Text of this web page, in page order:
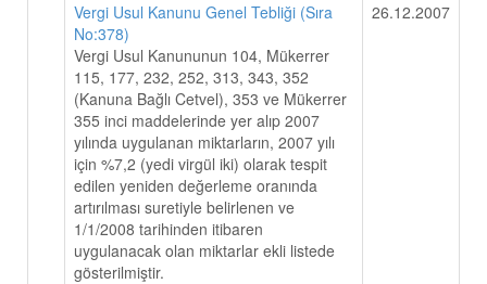
Vergi Usul Kanunu Genel Tebliği (Sıra
No:378)
Vergi Usul Kanununun 104, Mükerrer
115, 177, 232, 252, 313, 343, 352
(Kanuna Bağlı Cetvel), 353 ve Mükerrer
355 inci maddelerinde yer alıp 2007
yılında uygulanan miktarların, 2007 yılı
için %7,2 (yedi virgül iki) olarak tespit
edilen yeniden değerleme oranında
artırılması suretiyle belirlenen ve
1/1/2008 tarihinden itibaren
uygulanacak olan miktarlar ekli listede
gösterilmiştir.
26.12.2007